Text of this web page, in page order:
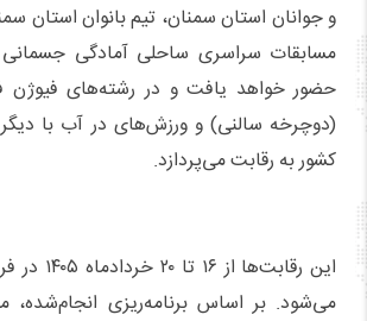
و جوانان استان سمنان، تیم بانوان استان
مسابقات سراسری ساحلی آمادگی
حضور خواهد یافت و در رشته‌های فیوژن
(دوچرخه سالنی) و ورزش‌های در آب با دیگر
کشور به رقابت می‌پردازد.
این
می‌شود. بر اساس برنامه‌ریزی